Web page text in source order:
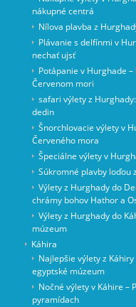
nákupné centrá
Nílova plavba z
Plávanie s delfínmi v
nechať ujsť
Potápanie v Hurghade
Červenom mori
safari výlety z
dedin
Šnorchlovacie výlety v
Červeného mora
Špeciálne výlety v
Súkromné ​​plavby loďou
Výlety z Hurghady do
chrámy bohov Hathor a
Výlety z Hurghady do
múzeum
Káhira
Najlepšie výlety z
egyptské múzeum
Nočné výlety v Káhire –
pyramídach